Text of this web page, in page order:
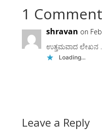
1 Comment
shravan on
ಉತ್ತಮವಾದ ಲೇಖನ
Loading...
Leave a Reply